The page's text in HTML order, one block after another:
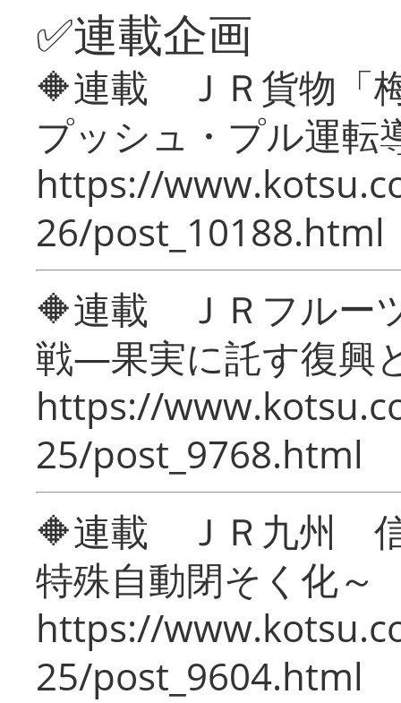
✅連載企画
🔶連載 ＪＲ貨物「
プッシュ・プル運転
https://
26/post_10188.html
🔶連載 ＪＲフルー
戦―果実に託す復興
https://
25/post_9768.html
🔶連載 ＪＲ九州 信
特殊自動閉そく化～
https://
25/post_9604.html